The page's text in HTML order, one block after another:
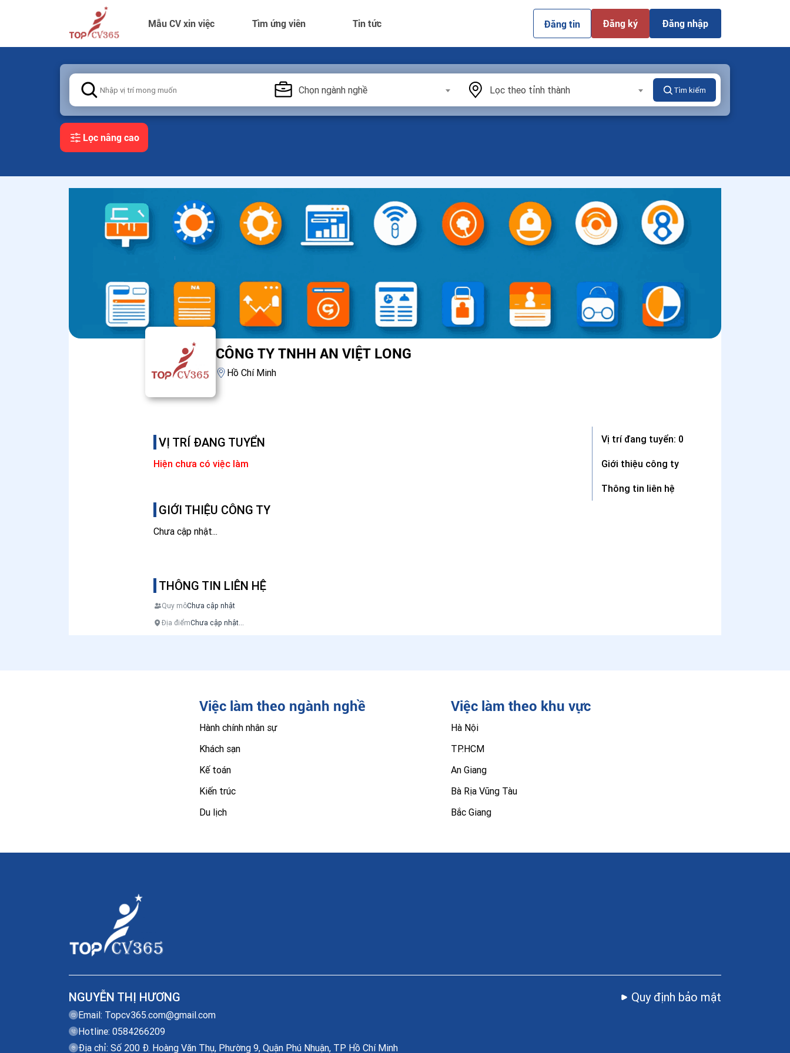
Mẫu CV xin việc Tìm ứng viên Tin tức Đăng tin Đăng ký Đăng nhập
Chọn ngành nghề Lọc theo tỉnh thành Tìm kiếm
Lọc nâng cao
CÔNG TY TNHH AN VIỆT LONG
Hồ Chí Minh
VỊ TRÍ ĐANG TUYỂN
Hiện chưa có việc làm
GIỚI THIỆU CÔNG TY
Chưa cập nhật...
THÔNG TIN LIÊN HỆ
Quy môChưa cập nhật
Địa điểmChưa cập nhật...
Vị trí đang tuyển: 0
Giới thiệu công ty
Thông tin liên hệ
Việc làm theo ngành nghề
Hành chính nhân sự
Khách sạn
Kế toán
Kiến trúc
Du lịch
Việc làm theo khu vực
Hà Nội
TP.HCM
An Giang
Bà Rịa Vũng Tàu
Bắc Giang
NGUYỄN THỊ HƯƠNG
Email: Topcv365.com@gmail.com
Hotline: 0584266209
Địa chỉ: Số 200 Đ. Hoàng Văn Thụ, Phường 9, Quận Phú Nhuận, TP Hồ Chí Minh
Quy định bảo mật